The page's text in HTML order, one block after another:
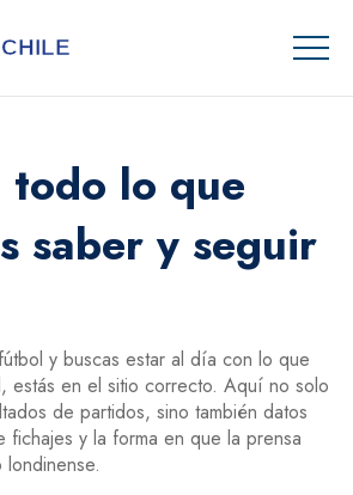
todo lo que
saber y seguir
y buscas estar al día con lo que
estás en el sitio correcto. Aquí no solo
de partidos, sino también datos
fichajes y la forma en que la prensa